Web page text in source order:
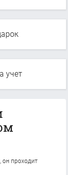
учет
он проходит